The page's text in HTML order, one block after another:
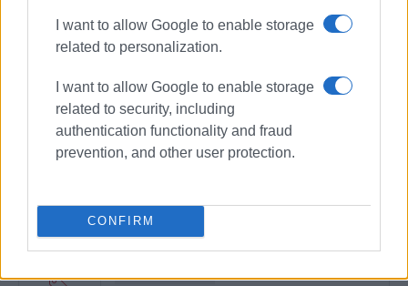
I want to allow Google to enable storage
related to personalization.
I want to allow Google to enable storage
related to security, including
authentication functionality and fraud
prevention, and other user protection.
CONFIRM